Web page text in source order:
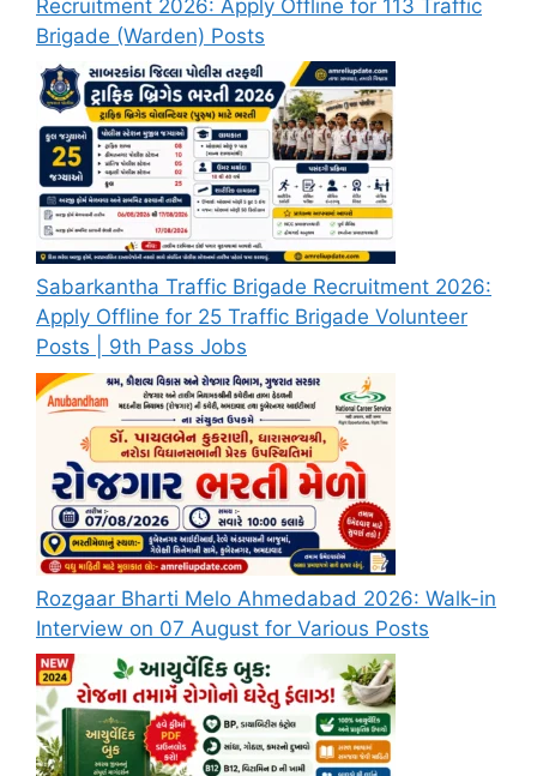
Recruitment 2026: Apply Offline for 113 Traffic
Brigade (Warden) Posts
Sabarkantha Traffic Brigade Recruitment 2026:
Apply Offline for 25 Traffic Brigade Volunteer
Posts | 9th Pass Jobs
Rozgaar Bharti Melo Ahmedabad 2026: Walk-in
Interview on 07 August for Various Posts